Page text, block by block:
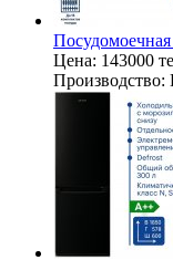
Цена: 143000
Производство: